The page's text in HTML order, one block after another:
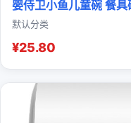
婴侍卫小鱼儿童碗 餐
默认分类
¥25.80